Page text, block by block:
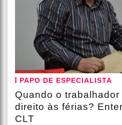
PAPO DE ESPECIALISTA
Quando o
direito às férias?
CLT